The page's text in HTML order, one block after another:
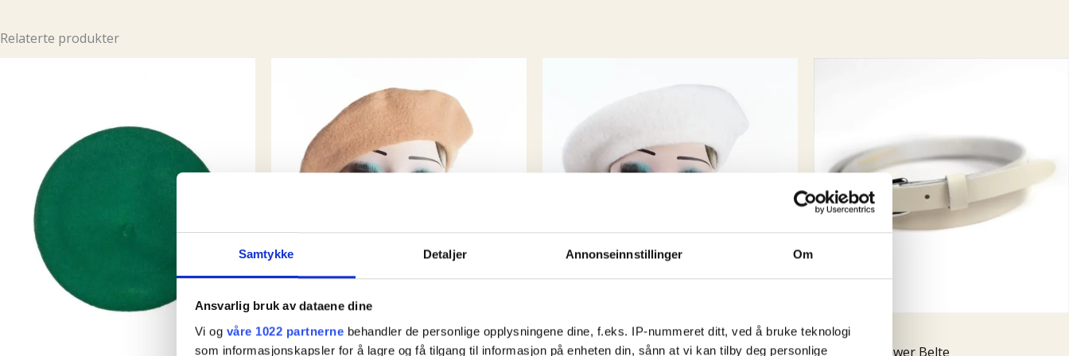
Samtykke Detaljer Annonseinnstillinger Om
Ansvarlig bruk av dataene dine
Vi og våre 1022 partnerne behandler de personlige opplysningene dine, f.eks. IP-nummeret ditt, ved å bruke teknologi
som informasjonskapsler for å lagre og få tilgang til informasjon på enheten din, sånn at vi kan tilby deg personlige
produsere alt selv til privatkunder. Det ligger mye jobb bak et klesplagg
Så da endte det med at jeg valgte å ta inn klesmerker som jeg selv elsker og har
selv handlet i storbyene. Fredrikstad er jo en liten storby (i følge oss selv i allefall
) så hvorfor skal ikke vi ha en like kul vintageinspirert klesbutikk som de andre
kule byene har?
Resten er historie og i dag er Emm K. en liten bedrift med fine
vikarer og støttespillere og kanskje de kuleste kundene?
5 år er gått,
spennende å se hva de neste 5 vil by på! Takk til dere alle, love you all
Relaterte produkter
Accessories
Creamy Power Belte